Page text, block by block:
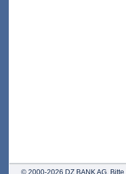
© 2000-2026 DZ BANK AG.